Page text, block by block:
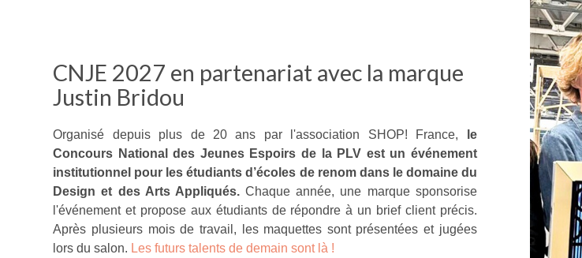
CNJE 2027 en partenariat avec la marque
Justin Bridou
Organisé depuis plus de 20 ans par l'association SHOP! France,
le
Concours National des Jeunes Espoirs de la PLV est un événement
institutionnel pour les étudiants d’écoles de renom dans le domaine du
Design et des Arts Appliqués.Chaque année, une marque sponsorise
l'événement et propose aux étudiants de répondre à un brief client précis.
Après plusieurs mois de travail, les maquettes sont présentées et jugées
lors du salon. Les futurs talents de demain sont là !